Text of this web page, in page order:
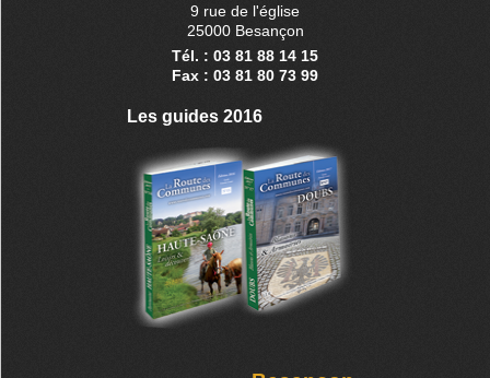
9 rue de l'église
25000 Besançon
Tél. : 03 81 88 14 15
Fax : 03 81 80 73 99
Les guides 2016